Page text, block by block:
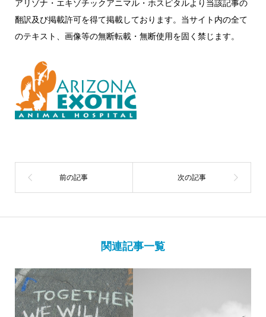
アリゾナ・エキゾチックアニマル・ホスピタルより当該記事の
翻訳及び掲載許可を得て掲載しております。当サイト内の全て
のテキスト、画像等の無断転載・無断使用を固く禁じます。
関連記事一覧